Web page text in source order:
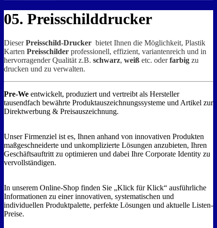
05. Preisschilddrucker
DieserPreisschild-Drucker bietet Ihnen die Möglichkeit, Plastik
Karten Preisschilder professionell, effizient, variantenreich und in
hervorragender Qualität z.B. schwarz, weiß etc. oderfarbig zu
drucken und zu verwalten.
Pre-We entwickelt, produziert und vertreibt als Hersteller
tausendfach bewährte Produktauszeichnungssysteme und Artikel zur
Direktwerbung & Preisauszeichnung.
Unser Firmenziel ist es, Ihnen anhand von innovativen Produkten
maßgeschneiderte und unkomplizierte Lösungen anzubieten, Ihren
Geschäftsauftritt zu optimieren und dabei Ihre Corporate Identity zu
vervollständigen.
In unserem Online-Shop finden Sie „Klick für Klick“ ausführliche
Informationen zu einer innovativen, systematischen und
individuellen Produktpalette, perfekte Lösungen und aktuelle Listen-
Preise.